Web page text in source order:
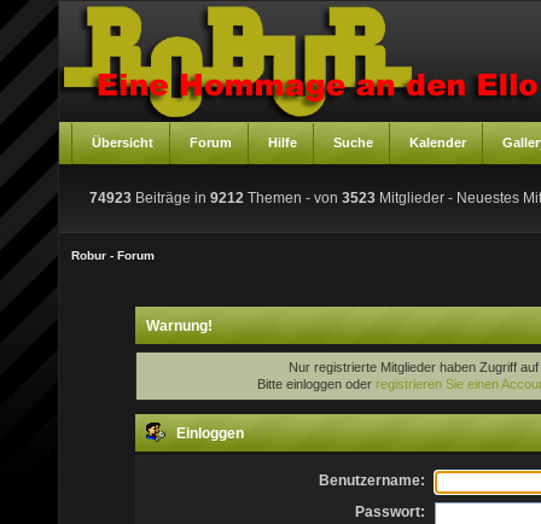
Übersicht Forum Hilfe Suche Kalender
74923 Beiträge in 9212 Themen - von 3523 Mitglieder - Neuestes
Robur - Forum
Warnung!
Nur registrierte Mitglieder haben Zugriff
Bitte einloggen oder registrieren Sie einen
Einloggen
Benutzername:
Passwort: